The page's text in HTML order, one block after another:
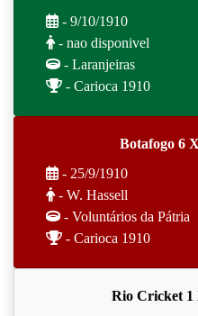
- 9/10/1910
- nao disponivel
- Laranjeiras
- Carioca 1910
Botafogo 6
- 25/9/1910
- W. Hassell
- Voluntários da Pátria
- Carioca 1910
Rio Cricket 1